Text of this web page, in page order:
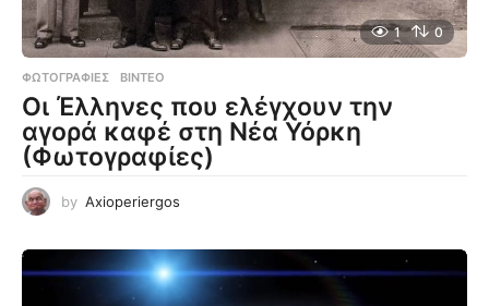
1 0
ΦΩΤΟΓΡΑΦΊΕΣ ,ΒΊΝΤΕΟ
Οι Έλληνες που ελέγχουν την
αγορά καφέ στη Νέα Υόρκη
(Φωτογραφίες)
by Axioperiergos